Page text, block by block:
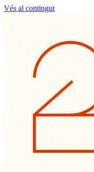
Vés al contingut